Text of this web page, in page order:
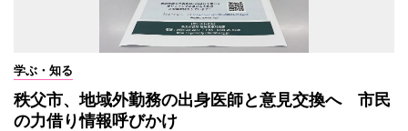
学ぶ・知る
秩父市、地域外勤務の出身医師と意見交換へ 市民
の力借り情報呼びかけ